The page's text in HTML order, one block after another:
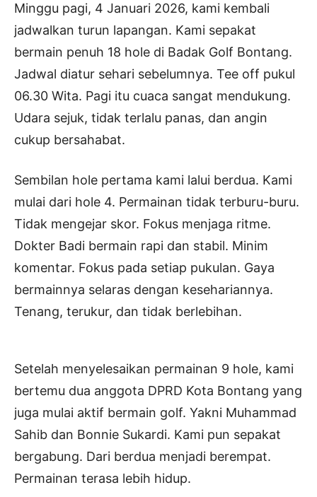
Minggu pagi, 4 Januari 2026, kami kembali
jadwalkan turun lapangan. Kami sepakat
bermain penuh 18 hole di Badak Golf Bontang.
Jadwal diatur sehari sebelumnya. Tee off pukul
06.30 Wita. Pagi itu cuaca sangat mendukung.
Udara sejuk, tidak terlalu panas, dan angin
cukup bersahabat.
Sembilan hole pertama kami lalui berdua. Kami
mulai dari hole 4. Permainan tidak terburu-buru.
Tidak mengejar skor. Fokus menjaga ritme.
Dokter Badi bermain rapi dan stabil. Minim
komentar. Fokus pada setiap pukulan. Gaya
bermainnya selaras dengan kesehariannya.
Tenang, terukur, dan tidak berlebihan.
Setelah menyelesaikan permainan 9 hole, kami
bertemu dua anggota DPRD Kota Bontang yang
juga mulai aktif bermain golf. Yakni Muhammad
Sahib dan Bonnie Sukardi. Kami pun sepakat
bergabung. Dari berdua menjadi berempat.
Permainan terasa lebih hidup.